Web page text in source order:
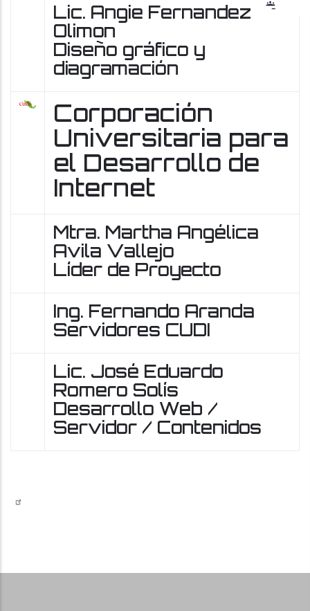
Lic. Angie Fernandez
Olimon
Diseño gráfico y
diagramación
Corporación
Universitaria para
el Desarrollo de
Internet
Mtra. Martha Angélica
Avila Vallejo
Líder de Proyecto
Ing. Fernando Aranda
Servidores CUDI
Lic. José Eduardo
Romero Solís
Desarrollo Web /
Servidor / Contenidos